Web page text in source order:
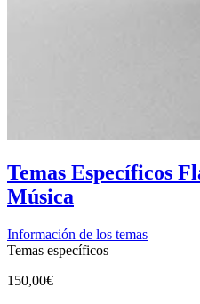
Temas Específicos
Música
Información de los temas
Temas específicos
150,00€